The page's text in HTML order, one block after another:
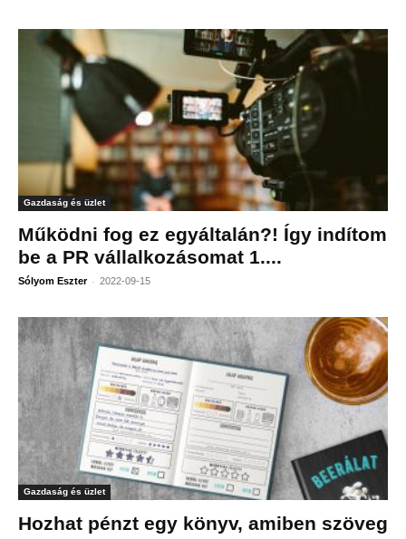
Gazdaság és üzlet
Működni fog ez egyáltalán?! Így indítom
be a PR vállalkozásomat 1....
Sólyom Eszter - 2022-09-15
Gazdaság és üzlet
Hozhat pénzt egy könyv, amiben szöveg